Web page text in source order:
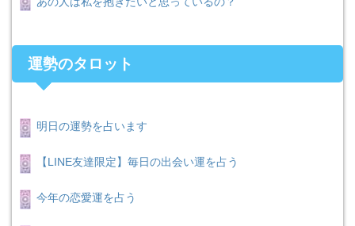
運勢のタロット
明日の運勢を占います
【LINE友達限定】毎日の出会い運を占う
今年の恋愛運を占う